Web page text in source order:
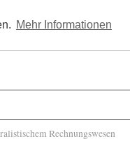
Mehr Informationen
Kostenlos registrieren
Rechnungswesen